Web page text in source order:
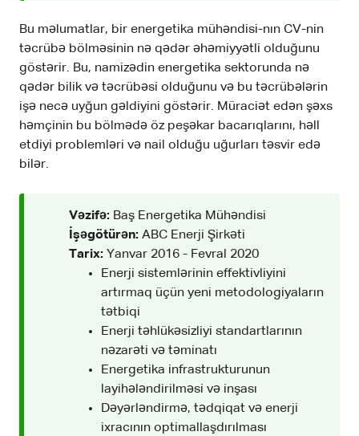
Bu məlumatlar, bir energetika mühəndisi-nın CV-nin
təcrübə bölməsinin nə qədər əhəmiyyətli olduğunu
göstərir. Bu, namizədin energetika sektorunda nə
qədər bilik və təcrübəsi olduğunu və bu təcrübələrin
işə necə uyğun gəldiyini göstərir. Müraciət edən şəxs
həmçinin bu bölmədə öz peşəkar bacarıqlarını, həll
etdiyi problemləri və nail olduğu uğurları təsvir edə
bilər.
Vəzifə: Baş Energetika Mühəndisi
İşəgötürən: ABC Enerji Şirkəti
Tarix: Yanvar 2016 - Fevral 2020
Enerji sistemlərinin effektivliyini
artırmaq üçün yeni metodologiyaların
tətbiqi
Enerji təhlükəsizliyi standartlarının
nəzarəti və təminatı
Energetika infrastrukturunun
layihələndirilməsi və inşası
Dəyərləndirmə, tədqiqat və enerji
ixracının optimallaşdırılması